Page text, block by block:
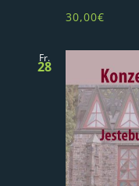
30,00€
Fr.
28